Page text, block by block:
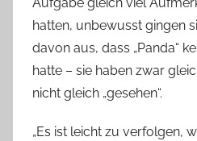
hatten, unbewusst gingen
davon aus, dass „Panda“
hatte – sie haben zwar
nicht gleich „gesehen“.
„Es ist leicht zu verfolgen,